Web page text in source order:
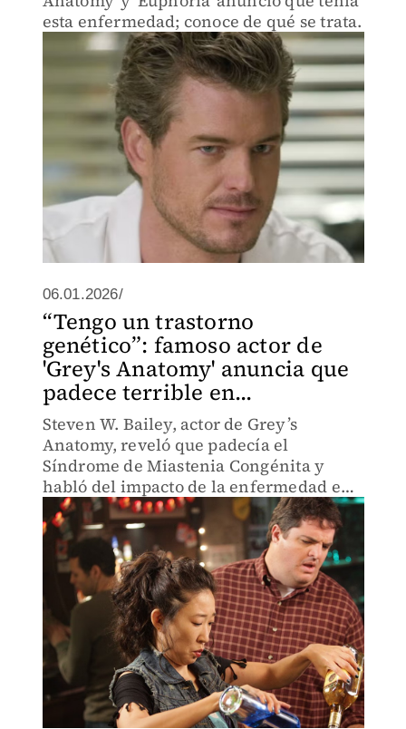
esta enfermedad; conoce de qué se trata.
06.01.2026/
“Tengo un trastorno
genético”: famoso actor de
'Grey's Anatomy' anuncia que
padece terrible en...
Steven W. Bailey, actor de Grey’s
Anatomy, reveló que padecía el
Síndrome de Miastenia Congénita y
habló del impacto de la enfermedad en
su vida y carrera.